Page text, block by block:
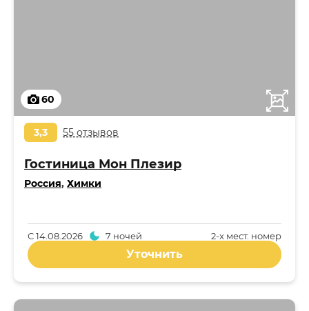
60
3,3 55 отзывов
Гостиница Мон Плезир
Россия, Химки
2-x мест. номер
С14.08.2026 7 ночей
Уточнить